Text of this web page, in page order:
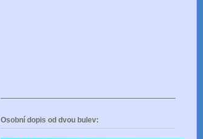
Osobní dopis od dvou bulev: